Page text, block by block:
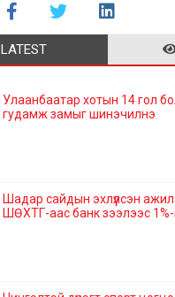
LATEST
Улаанбаатар хотын 14 гол
гудамж замыг шинэчилнэ
Шадар сайдын эхлүүлсэн
ШӨХТГ-аас банк зээлээс 1%-